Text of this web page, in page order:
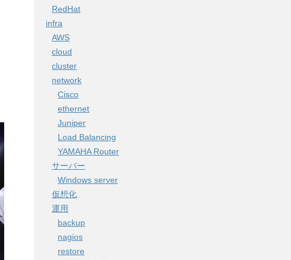
RedHat
infra
AWS
cloud
cluster
network
Cisco
ethernet
Juniper
Load Balancing
YAMAHA Router
サーバー
Windows server
仮想化
運用
backup
nagios
restore